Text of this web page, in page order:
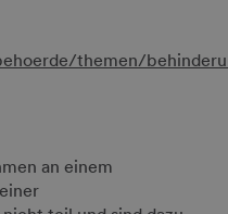
themen/
an einem